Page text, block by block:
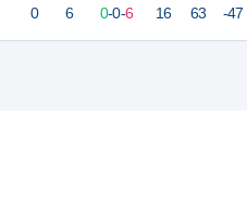
0 6 0-0-6 16 63 -47